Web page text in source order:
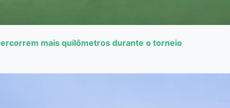
mais quilômetros durante o torneio